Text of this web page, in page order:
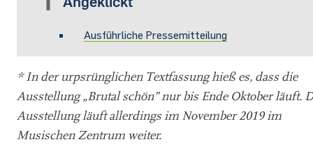
Ausführliche Pressemitteilung
* In der urpsrünglichen Textfassung hieß es, dass die
Ausstellung „Brutal schön” nur bis Ende Oktober läuft.
Ausstellung läuft allerdings im November 2019 im
Musischen Zentrum weiter.